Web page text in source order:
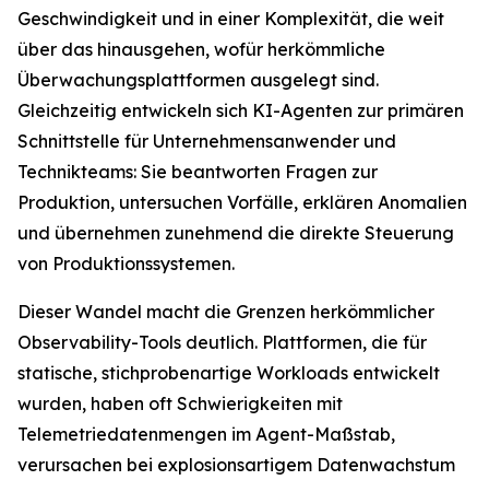
Geschwindigkeit und in einer Komplexität, die weit
über das hinausgehen, wofür herkömmliche
Überwachungsplattformen ausgelegt sind.
Gleichzeitig entwickeln sich KI-Agenten zur primären
Schnittstelle für Unternehmensanwender und
Technikteams: Sie beantworten Fragen zur
Produktion, untersuchen Vorfälle, erklären Anomalien
und übernehmen zunehmend die direkte Steuerung
von Produktionssystemen.
Dieser Wandel macht die Grenzen herkömmlicher
Observability-Tools deutlich. Plattformen, die für
statische, stichprobenartige Workloads entwickelt
wurden, haben oft Schwierigkeiten mit
Telemetriedatenmengen im Agent-Maßstab,
verursachen bei explosionsartigem Datenwachstum